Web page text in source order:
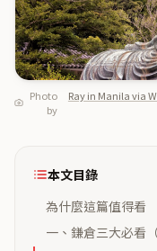
Photo
by
Ray in Manila via
本文目錄
為什麼這篇值得看
一、鎌倉三大必看